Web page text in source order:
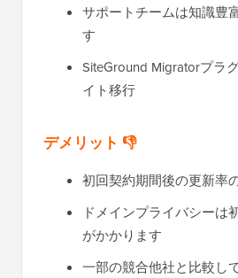
サポートチームは知識豊
す
SiteGround Migratorプラ
イト移行
デメリット 👎
初回契約期間後の更新率
ドメインプライバシーは
がかかります
一部の競合他社と比較し